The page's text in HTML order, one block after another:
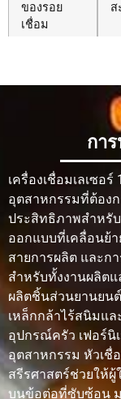
ของรอย
เชื่อม
ส
เ
การบิดเบือน
ของวัสดุ
ต่
ความแข็ง
แรงในการ
เชื่อม
สู
พ
การเชื่อม
โลหะบาง
เ
ยิ่
แ
บ
กา
เครื่องเชื่อมเลเซอ
อุตสาหกรรมที่ต้อง
ประสิทธิภาพสำหรั
ออกแบบที่เคลื่อนย้า
สายการผลิต และก
สำหรับทั้งงานผลิตแ
ผลิตชิ้นส่วนยานยน
เหล็กกล้าไร้สนิมแ
อุปกรณ์ครัว เฟอร์
อุตสาหกรรม หัวเชื่
สรีรศาสตร์ช่วยให้ผู้
บนข้อต่อที่ซับซ้อน